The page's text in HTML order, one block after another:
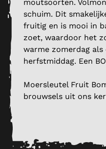
moutsoorten.
schuim. Dit
fruitig en is mooi in
zoet, waardoor het
warme zomerdag
herfstmiddag. Een
Moersleutel Fruit
brouwsels uit ons